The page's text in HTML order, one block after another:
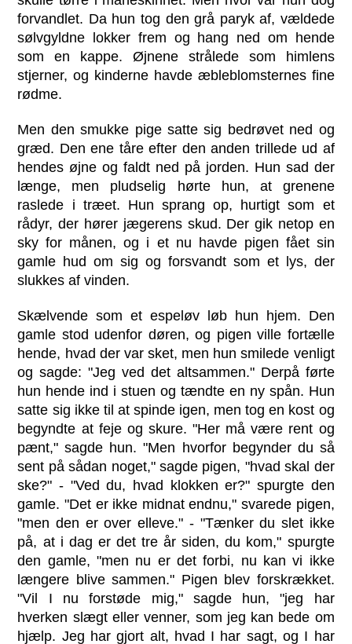
forvandlet. Da hun tog den grå paryk af, vældede
sølvgyldne lokker frem og hang ned om hende
som en kappe. Øjnene strålede som himlens
stjerner, og kinderne havde æbleblomsternes fine
rødme.
Men den smukke pige satte sig bedrøvet ned og
græd. Den ene tåre efter den anden trillede ud af
hendes øjne og faldt ned på jorden. Hun sad der
længe, men pludselig hørte hun, at grenene
raslede i træet. Hun sprang op, hurtigt som et
rådyr, der hører jægerens skud. Der gik netop en
sky for månen, og i et nu havde pigen fået sin
gamle hud om sig og forsvandt som et lys, der
slukkes af vinden.
Skælvende som et espeløv løb hun hjem. Den
gamle stod udenfor døren, og pigen ville fortælle
hende, hvad der var sket, men hun smilede venligt
og sagde: "Jeg ved det altsammen." Derpå førte
hun hende ind i stuen og tændte en ny spån. Hun
satte sig ikke til at spinde igen, men tog en kost og
begyndte at feje og skure. "Her må være rent og
pænt," sagde hun. "Men hvorfor begynder du så
sent på sådan noget," sagde pigen, "hvad skal der
ske?" - "Ved du, hvad klokken er?" spurgte den
gamle. "Det er ikke midnat endnu," svarede pigen,
"men den er over elleve." - "Tænker du slet ikke
på, at i dag er det tre år siden, du kom," spurgte
den gamle, "men nu er det forbi, nu kan vi ikke
længere blive sammen." Pigen blev forskrækket.
"Vil I nu forstøde mig," sagde hun, "jeg har
hverken slægt eller venner, som jeg kan bede om
hjælp. Jeg har gjort alt, hvad I har sagt, og I har